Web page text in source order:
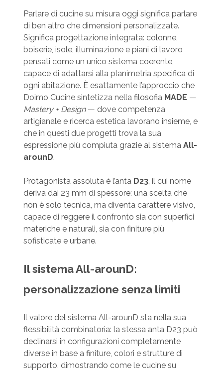
Parlare di cucine su misura oggi significa parlare
di ben altro che dimensioni personalizzate.
Significa progettazione integrata: colonne,
boiserie, isole, illuminazione e piani di lavoro
pensati come un unico sistema coerente,
capace di adattarsi alla planimetria specifica di
ogni abitazione. È esattamente l’approccio che
Doimo Cucine sintetizza nella filosofia MADE —
Mastery + Design— dove competenza
artigianale e ricerca estetica lavorano insieme, e
che in questi due progetti trova la sua
espressione più compiuta grazie al sistema All-
arounD.
Protagonista assoluta è l’anta D23, il cui nome
deriva dai 23 mm di spessore: una scelta che
non è solo tecnica, ma diventa carattere visivo,
capace di reggere il confronto sia con superfici
materiche e naturali, sia con finiture più
sofisticate e urbane.
Il sistema All-arounD:
personalizzazione senza limiti
Il valore del sistema All-arounD sta nella sua
flessibilità combinatoria: la stessa anta D23 può
declinarsi in configurazioni completamente
diverse in base a finiture, colori e strutture di
supporto, dimostrando come le cucine su